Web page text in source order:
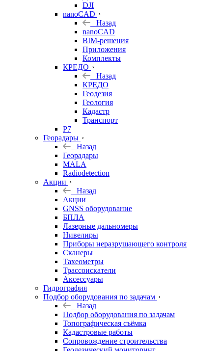
DJI
nanoCAD
Назад
nanoCAD
BIM-решения
Приложения
Комплекты
КРЕДО
Назад
КРЕДО
Геодезия
Геология
Кадастр
Транспорт
Р7
Георадары
Назад
Георадары
MALA
Radiodetection
Акции
Назад
Акции
GNSS оборудование
БПЛА
Лазерные дальномеры
Нивелиры
Приборы неразрушающего контроля
Сканеры
Тахеометры
Трассоискатели
Аксессуары
Гидрография
Подбор оборудования по задачам
Назад
Подбор оборудования по задачам
Топографическая съёмка
Кадастровые работы
Сопровождение строительства